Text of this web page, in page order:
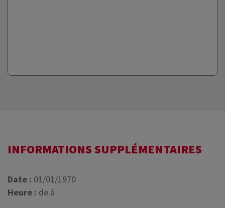
INFORMATIONS SUPPLÉMENTAIRES
Date : 01/01/1970
Heure : de à